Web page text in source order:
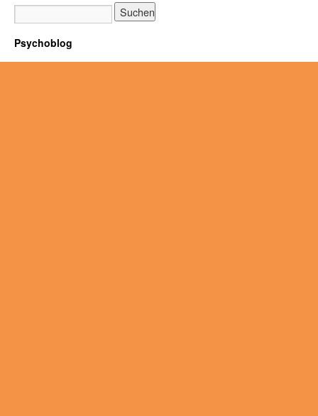
Psychoblog